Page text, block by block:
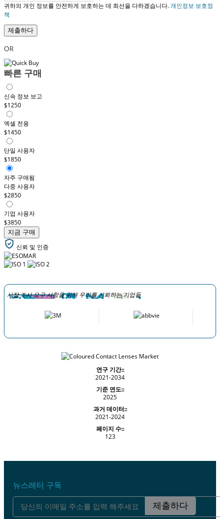
귀하의 개인 정보를 안전하게 보호하는 데 최선을 다하겠습니다.개인정보 보호정
책
제출하다
OR
빠른 구매
신속 정보 보고
$1250
엑셀 전용
$1450
단일 사용자
$1850
자주 구매됨
다중 사용자
$2850
기업 사용자
$3850
지금 구매
신뢰 및 인증
시장 조사 요구 사항을 위해 우리를 신뢰하는 기업들
연구 기간::
2021-2034
기준 연도::
2025
과거 데이터::
2021-2024
페이지 수::
123
뉴스레터 구독
제출하다